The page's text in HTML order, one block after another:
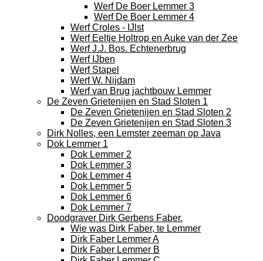
Werf De Boer Lemmer 3
Werf De Boer Lemmer 4
Werf Croles - IJlst
Werf Eeltje Holtrop en Auke van der Zee
Werf J.J. Bos. Echtenerbrug
Werf IJben
Werf Stapel
Werf W. Nijdam
Werf van Brug jachtbouw Lemmer
De Zeven Grietenijen en Stad Sloten 1
De Zeven Grietenijen en Stad Sloten 2
De Zeven Grietenijen en Stad Sloten 3
Dirk Nolles, een Lemster zeeman op Java
Dok Lemmer 1
Dok Lemmer 2
Dok Lemmer 3
Dok Lemmer 4
Dok Lemmer 5
Dok Lemmer 6
Dok Lemmer 7
Doodgraver Dirk Gerbens Faber.
Wie was Dirk Faber, te Lemmer
Dirk Faber Lemmer A
Dirk Faber Lemmer B